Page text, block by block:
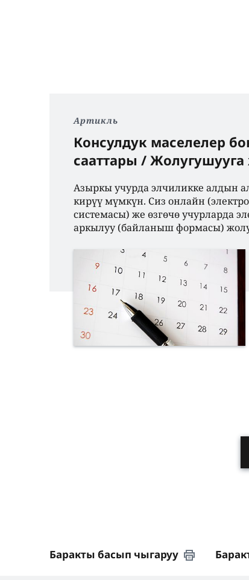
Артикль
Консулдук маселелер
сааттары /
Азыркы учурда элчиликке алдын
кирүү мүмкүн. Сиз онлайн
системасы) же өзгөчө учурларда
аркылуу (байланыш формасы)
Баракты басып чыгаруу